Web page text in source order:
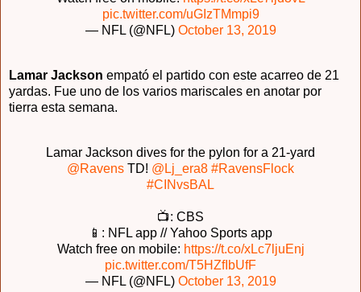
pic.twitter.com/uGIzTMmpi9
— NFL (@NFL) October 13, 2019
Lamar Jackson empató el partido con este acarreo de 21
yardas. Fue uno de los varios mariscales en anotar por
tierra esta semana.
Lamar Jackson dives for the pylon for a 21-yard
@Ravens TD! @Lj_era8 #RavensFlock
#CINvsBAL
📺: CBS
📱: NFL app // Yahoo Sports app
Watch free on mobile: https://t.co/xLc7ljuEnj
pic.twitter.com/T5HZfIbUfF
— NFL (@NFL) October 13, 2019